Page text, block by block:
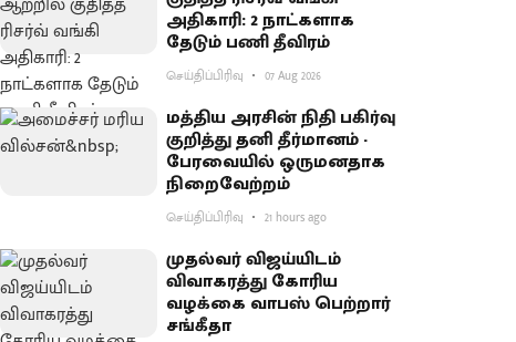
அதிகாரி: 2 நாட்களாக
தேடும் பணி தீவிரம்
செய்திப்பிரிவு 07 Aug 2026
மத்திய அரசின் நிதி பகிர்வு
குறித்து தனி தீர்மானம் -
பேரவையில் ஒருமனதாக
நிறைவேற்றம்
செய்திப்பிரிவு 21 hours ago
முதல்வர் விஜய்யிடம்
விவாகரத்து கோரிய
வழக்கை வாபஸ் பெற்றார்
சங்கீதா